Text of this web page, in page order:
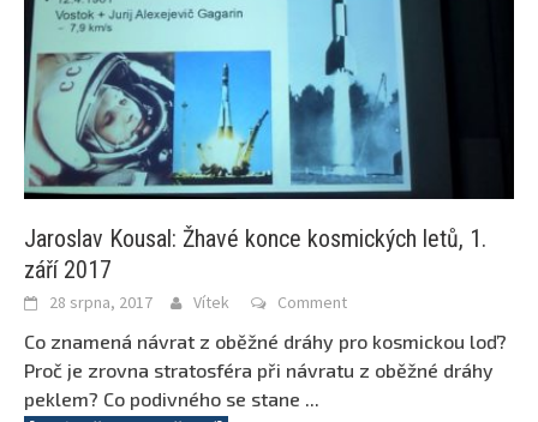
Jaroslav Kousal: Žhavé konce kosmických letů, 1.
září 2017
28 srpna, 2017 Vítek Comment
Co znamená návrat z oběžné dráhy pro kosmickou loď?
Proč je zrovna stratosféra při návratu z oběžné dráhy
peklem? Co podivného se stane ...